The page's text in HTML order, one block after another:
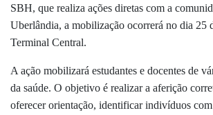
SBH, que realiza ações diretas com a
Uberlândia, a mobilização ocorrerá no dia 25
Terminal Central.
A ação mobilizará estudantes e docentes de
da saúde. O objetivo é realizar a aferição
oferecer orientação, identificar indivíduos